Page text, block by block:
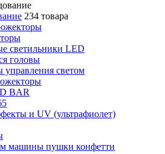
234 товара
светильники LED
головы
управления светом
BAR
и UV (ультрафиолет)
машины пушки конфетти